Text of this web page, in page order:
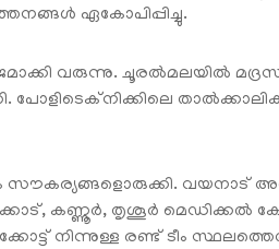
ഏകോപിപ്പിച്ചു.
വരുന്നു. ചൂരൽമലയിൽ
പോളിടെക്നിക്കിലെ
സൗകര്യങ്ങളൊരുക്കി. വയനാട്
കണ്ണൂർ, തൃശൂർ മെഡിക്കൽ
നിന്നുള്ള രണ്ട് ടീം